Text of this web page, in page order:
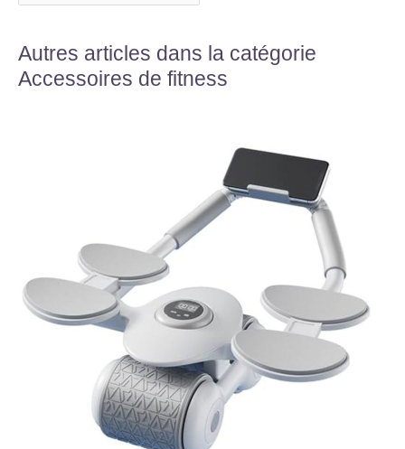
Autres articles dans la catégorie
Accessoires de fitness